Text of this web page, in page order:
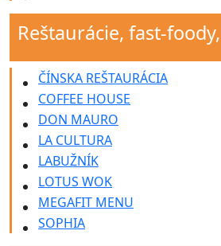
Reštaurácie, fast-
ČÍNSKA REŠTAURÁCIA
COFFEE HOUSE
DON MAURO
LA CULTURA
LABUŽNÍK
LOTUS WOK
MEGAFIT MENU
SOPHIA